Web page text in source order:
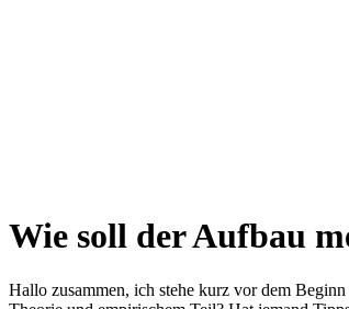
Wie soll der Aufbau
Hallo zusammen, ich stehe kurz vor dem